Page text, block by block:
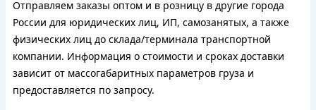
Отправляем заказы оптом и в розницу в другие города
России для юридических лиц, ИП, самозанятых, а также
физических лиц до склада/терминала транспортной
компании. Информация о стоимости и сроках доставки
зависит от массогабаритных параметров груза и
предоставляется по запросу.